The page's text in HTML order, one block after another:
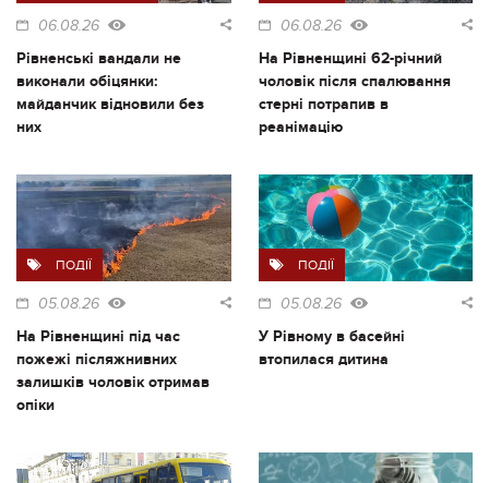
06.08.26
Рівненські вандали не
виконали обіцянки:
майданчик відновили без
них
06.08.26
На Рівненщині 62-річний
чоловік після спалювання
стерні потрапив в
реанімацію
ПОДІЇ
05.08.26
На Рівненщині під час
пожежі післяжнивних
залишків чоловік отримав
опіки
ПОДІЇ
05.08.26
У Рівному в басейні
втопилася дитина